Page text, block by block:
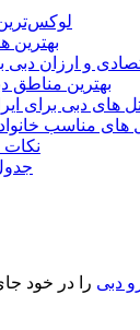
لوکس‌ترین و
بهترین هتل های ۴ ستاره
و ارزان دبی
بهترین مناطق
های دبی برای
های مناسب
نکات
جدول
دبی را در خود